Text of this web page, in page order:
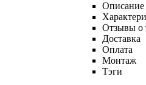
Описание
Отзывы о
Доставка
Оплата
Монтаж
Тэги